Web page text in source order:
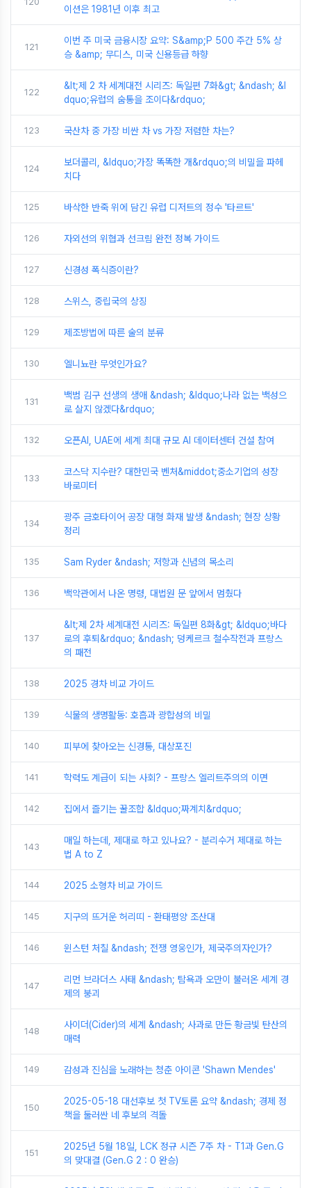
이션은 1981년 이후 최고
121
이번 주 미국 금융시장 요약: S&amp;P 500 주간 5% 상
승 &amp; 무디스, 미국 신용등급 하향
122
&lt;제 2 차 세계대전 시리즈: 독일편 7화&gt; &ndash; &l
dquo;유럽의 숨통을 조이다&rdquo;
123 국산차 중 가장 비싼 차 vs 가장 저렴한 차는?
124
보더콜리, &ldquo;가장 똑똑한 개&rdquo;의 비밀을 파헤
치다
125 바삭한 반죽 위에 담긴 유럽 디저트의 정수 '타르트'
126 자외선의 위협과 선크림 완전 정복 가이드
127 신경성 폭식증이란?
128 스위스, 중립국의 상징
129 제조방법에 따른 술의 분류
130 엘니뇨란 무엇인가요?
131
백범 김구 선생의 생애 &ndash; &ldquo;나라 없는 백성으
로 살지 않겠다&rdquo;
132 오픈AI, UAE에 세계 최대 규모 AI 데이터센터 건설 참여
133
코스닥 지수란? 대한민국 벤처&middot;중소기업의 성장
바로미터
134
광주 금호타이어 공장 대형 화재 발생 &ndash; 현장 상황
정리
135 Sam Ryder &ndash; 저항과 신념의 목소리
136 백악관에서 나온 명령, 대법원 문 앞에서 멈췄다
137
&lt;제 2차 세계대전 시리즈: 독일편 8화&gt; &ldquo;바다
로의 후퇴&rdquo; &ndash; 덩케르크 철수작전과 프랑스
의 패전
138 2025 경차 비교 가이드
139 식물의 생명활동: 호흡과 광합성의 비밀
140 피부에 찾아오는 신경통, 대상포진
141 학력도 계급이 되는 사회? - 프랑스 엘리트주의의 이면
142 집에서 즐기는 꿀조합 &ldquo;짜계치&rdquo;
143
매일 하는데, 제대로 하고 있나요? - 분리수거 제대로 하는
법 A to Z
144 2025 소형차 비교 가이드
145 지구의 뜨거운 허리띠 - 환태평양 조산대
146 윈스턴 처칠 &ndash; 전쟁 영웅인가, 제국주의자인가?
147
리먼 브라더스 사태 &ndash; 탐욕과 오만이 불러온 세계 경
제의 붕괴
148
사이더(Cider)의 세계 &ndash; 사과로 만든 황금빛 탄산의
매력
149 감성과 진심을 노래하는 청춘 아이콘 'Shawn Mendes'
150
2025-05-18 대선후보 첫 TV토론 요약 &ndash; 경제 정
책을 둘러싼 네 후보의 격돌
151
2025년 5월 18일, LCK 정규 시즌 7주 차 - T1과 Gen.G
의 맞대결 (Gen.G 2 : 0 완승)